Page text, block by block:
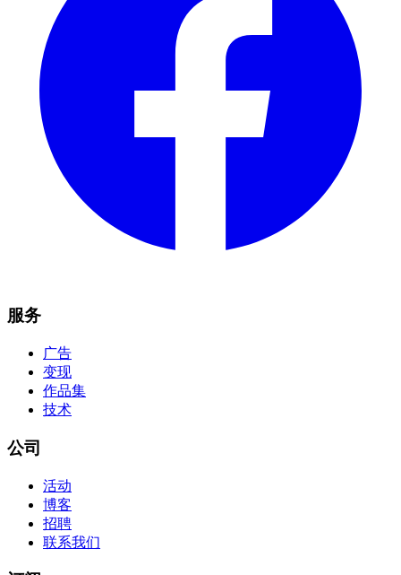
服务
广告
变现
作品集
技术
公司
活动
博客
招聘
联系我们